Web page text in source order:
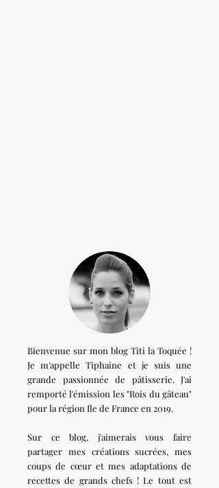
Bienvenue sur mon blog Titi la Toquée !
Je m'appelle Tiphaine et je suis une
grande passionnée de pâtisserie. J'ai
remporté l'émission les "Rois du gâteau"
pour la région Ile de France en 2019.
Sur ce blog, j'aimerais vous faire
partager mes créations sucrées, mes
coups de cœur et mes adaptations de
recettes de grands chefs ! Le tout est